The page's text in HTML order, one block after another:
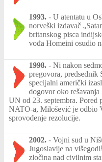
1993. - U atentatu u
norveški izdavač
britanskog pisca
vođa Homeini osudio
1998. - Ni nakon
pregovora, predsednik
specijalni američki
dogovor oko
UN od 23. septembra.
NATO-a, Milošević je odbio
sprovođenje rezolucije.
2002. - Vojni sud u
Jugoslavije na
zločina nad civilnim